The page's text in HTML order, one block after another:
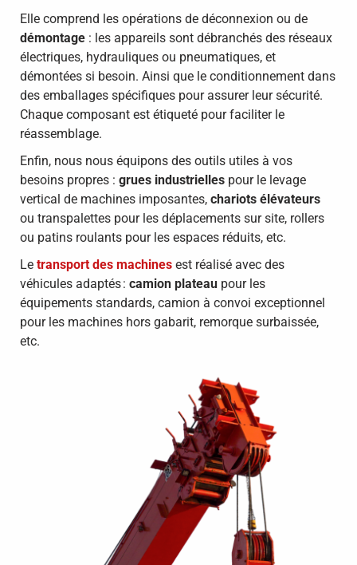
Elle comprend les opérations de déconnexion ou de
démontage : les appareils sont débranchés des réseaux
électriques, hydrauliques ou pneumatiques, et
démontées si besoin. Ainsi que le conditionnement dans
des emballages spécifiques pour assurer leur sécurité.
Chaque composant est étiqueté pour faciliter le
réassemblage.
Enfin, nous nous équipons des outils utiles à vos
besoins propres : grues industrielles pour le levage
vertical de machines imposantes, chariots élévateurs
ou transpalettes pour les déplacements sur site, rollers
ou patins roulants pour les espaces réduits, etc.
Le transport des machines est réalisé avec des
véhicules adaptés : camion plateau pour les
équipements standards, camion à convoi exceptionnel
pour les machines hors gabarit, remorque surbaissée,
etc.